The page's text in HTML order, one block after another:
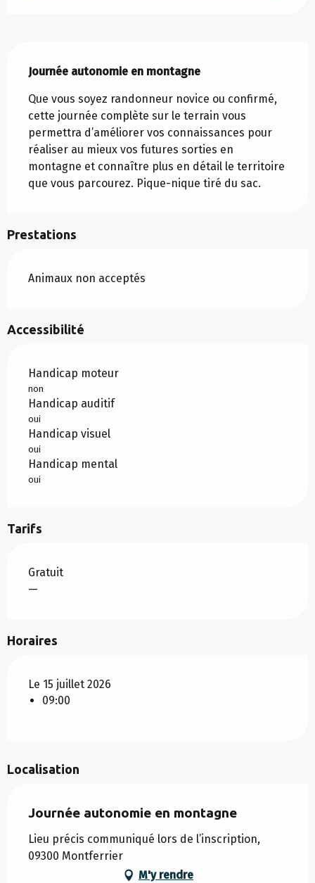
Journée autonomie en montagne
Que vous soyez randonneur novice ou confirmé,
cette journée complète sur le terrain vous
permettra d’améliorer vos connaissances pour
réaliser au mieux vos futures sorties en
montagne et connaître plus en détail le territoire
que vous parcourez. Pique-nique tiré du sac.
Prestations
Animaux non acceptés
Accessibilité
Handicap moteur
non
Handicap auditif
oui
Handicap visuel
oui
Handicap mental
oui
Tarifs
Gratuit
—
Horaires
Le 15 juillet 2026
09:00
Localisation
Journée autonomie en montagne
Lieu précis communiqué lors de l’inscription,
09300 Montferrier
M'y rendre